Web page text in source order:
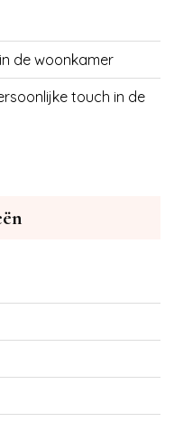
de woonkamer
touch in de